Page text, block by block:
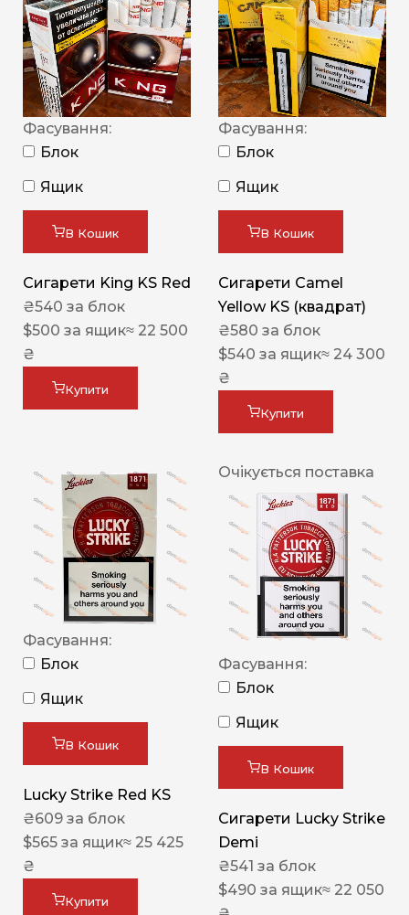
Фасування:
Блок
Ящик
В Кошик
Сигарети King KS Red
₴540 за блок
$500 за ящик≈ 22 500
₴
Купити
Фасування:
Блок
Ящик
В Кошик
Сигарети Camel
Yellow KS (квадрат)
₴580 за блок
$540 за ящик≈ 24 300
₴
Купити
Фасування:
Блок
Ящик
В Кошик
Lucky Strike Red KS
₴609 за блок
$565 за ящик≈ 25 425
₴
Купити
Очікується поставка
Фасування:
Блок
Ящик
В Кошик
Сигарети Lucky Strike
Demi
₴541 за блок
$490 за ящик≈ 22 050